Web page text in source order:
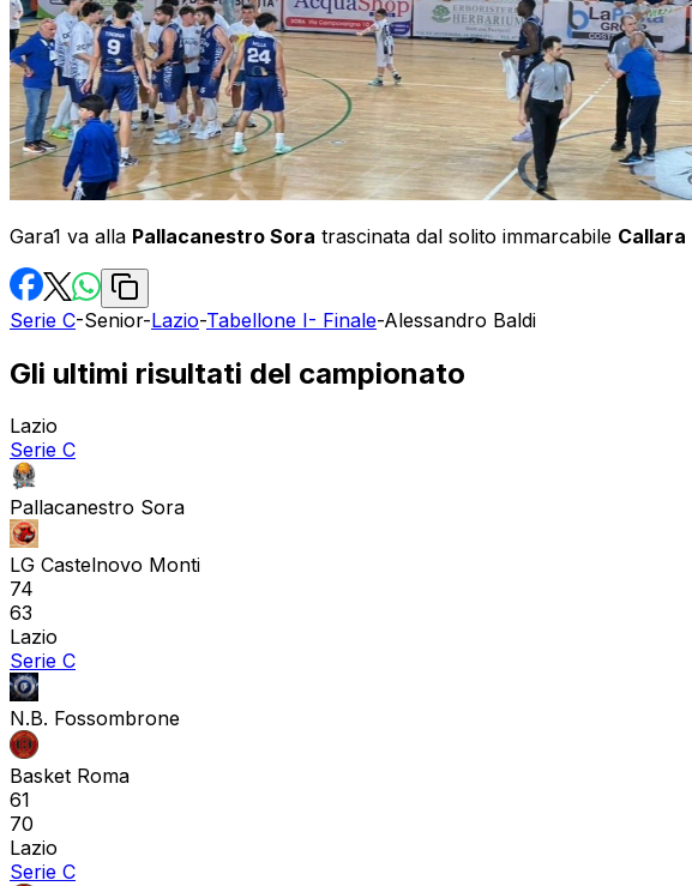
Gara1 va alla Pallacanestro Sora trascinata dal solito immarcabile Callara
Serie C-Senior-Lazio-Tabellone I- Finale-Alessandro Baldi
Gli ultimi risultati del campionato
Lazio
Serie C
Pallacanestro Sora
LG Castelnovo Monti
74
63
Lazio
Serie C
N.B. Fossombrone
Basket Roma
61
70
Lazio
Serie C